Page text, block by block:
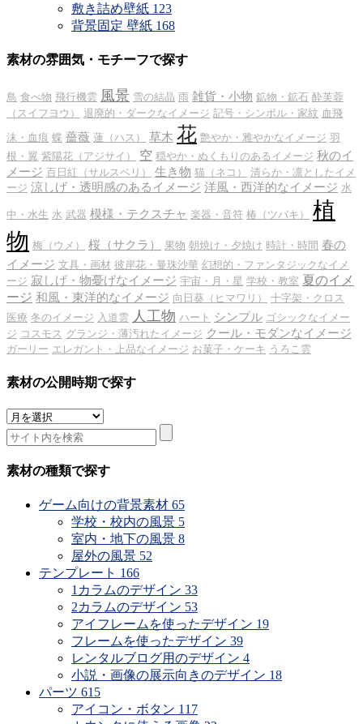
敷き詰め壁紙 123
背景固定 壁紙 168
素材の雰囲気・モチーフで探す
鳥 食べ物 飛行機雲 風景 雪の結晶 雨 雑貨・小物 鉱物・鉱石 酔芙蓉
（スイフヨウ）
退廃的・ダークなイメージ 記号・シンボル・家紋 血飛
沫・血痕 蝶 薔薇 蓮（ハス） 草木 花 艶やか・雅やかなイメージ 羽
根・翼 紫陽花（アジサイ） 空 穏やか・ぬくもりのあるイメージ 秋のイ
メージ 百日紅（サルスベリ） 生き物 猫（ネコ）
清らか・凛としたイメ
ージ 涼しげ・透明感のあるイメージ 洋風・西洋的なイメージ 水
中・水生 水 武器 模様・テクスチャ 楽器・音符 椿（ツバキ）
植
物 梅（ウメ） 桜（サクラ） 果物 朝焼け・夕焼け 時計・時間 春の
イメージ 文具・画材 彼岸花・曼珠沙華 幻想的・ファンタジックなイメ
ージ 寂しげ・物憂げなイメージ 宇宙・月・星 学校・教室 夏のイメ
ージ 和風・東洋的なイメージ 向日葵（ヒマワリ）
十字架・クロス
医療 冬のイメージ 入道雲 人工物 ハート シンプル ゴシックなイメー
ジ コスモス グランジ・薄汚れたイメージ クール・モダンなイメージ
ガーリー エレガント・上品なイメージ お菓子・ケーキ うろこ雲
素材の公開時期で探す
素
材
の
公
素材の種類で探す
ゲーム向けの背景素材 65
学校・校内の風景 5
室内・地下の風景 8
屋外の風景 52
テンプレート 166
1カラムのデザイン 33
2カラムのデザイン 53
アイフレームを使ったデザイン 19
フレームを使ったデザイン 39
レンタルブログ用のデザイン 4
小説・画像の展示向きのデザイン 18
パーツ 615
アイコン・ボタン 117